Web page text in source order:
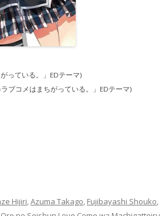
っている。」EDテーマ)
ブコメはまちがっている。」EDテーマ)
Hijiri,Azuma Takago, Fujibayashi Shouko,